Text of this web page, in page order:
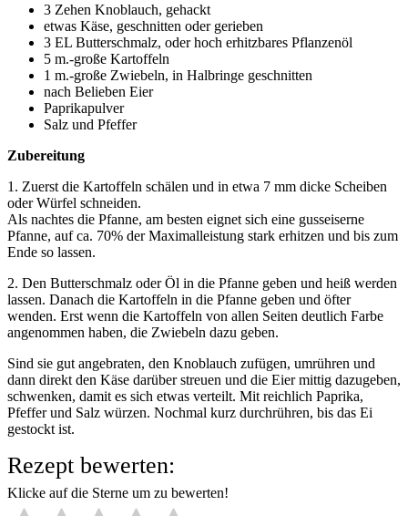
3 Zehen Knoblauch, gehackt
etwas Käse, geschnitten oder gerieben
3 EL Butterschmalz, oder hoch erhitzbares Pflanzenöl
5 m.-große Kartoffeln
1 m.-große Zwiebeln, in Halbringe geschnitten
nach Belieben Eier
Paprikapulver
Salz und Pfeffer
Zubereitung
1. Zuerst die Kartoffeln schälen und in etwa 7 mm dicke Scheiben
oder Würfel schneiden.
Als nachtes die Pfanne, am besten eignet sich eine gusseiserne
Pfanne, auf ca. 70% der Maximalleistung stark erhitzen und bis zum
Ende so lassen.
2. Den Butterschmalz oder Öl in die Pfanne geben und heiß werden
lassen. Danach die Kartoffeln in die Pfanne geben und öfter
wenden. Erst wenn die Kartoffeln von allen Seiten deutlich Farbe
angenommen haben, die Zwiebeln dazu geben.
Sind sie gut angebraten, den Knoblauch zufügen, umrühren und
dann direkt den Käse darüber streuen und die Eier mittig dazugeben,
schwenken, damit es sich etwas verteilt. Mit reichlich Paprika,
Pfeffer und Salz würzen. Nochmal kurz durchrühren, bis das Ei
gestockt ist.
Rezept bewerten:
Klicke auf die Sterne um zu bewerten!